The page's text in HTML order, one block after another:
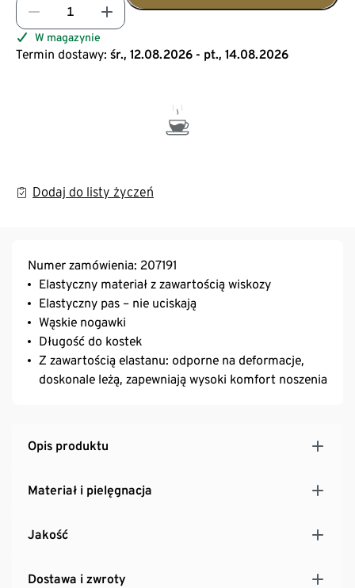
W magazynie
Termin dostawy: śr., 12.08.2026 - pt., 14.08.2026
Dodaj do listy życzeń
Numer zamówienia: 207191
Elastyczny materiał z zawartością wiskozy
Elastyczny pas – nie uciskają
Wąskie nogawki
Długość do kostek
Z zawartością elastanu: odporne na deformacje,
doskonale leżą, zapewniają wysoki komfort noszenia
Opis produktu
Materiał i pielęgnacja
Jakość
Dostawa i zwroty